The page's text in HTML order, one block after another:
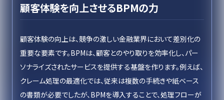
顧客体験を向上させるBPMの力
顧客体験の向上は、競争の激しい金融業界において差別化の
重要な要素です。BPMは、顧客とのやり取りを効率化し、パー
ソナライズされたサービスを提供する基盤を作ります。例えば、
クレーム処理の最適化では、従来は複数の手続きや紙ベース
の書類が必要でしたが、BPMを導入することで、処理フローが